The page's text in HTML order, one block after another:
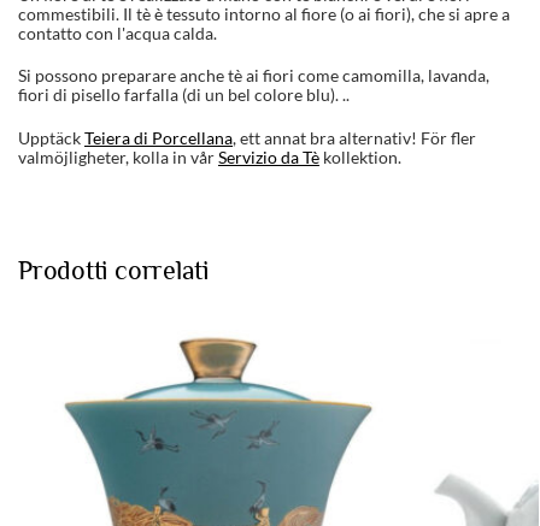
commestibili. Il tè è tessuto intorno al fiore (o ai fiori), che si apre a
contatto con l'acqua calda.
Si possono preparare anche tè ai fiori come camomilla, lavanda,
fiori di pisello farfalla (di un bel colore blu). ..
UpptäckTeiera di Porcellana, ett annat bra alternativ! För fler
valmöjligheter, kolla in vårServizio da Tè kollektion.
Prodotti correlati